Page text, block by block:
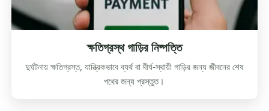
ক্ষতিগ্রস্থ গাড়ির নিষ্পত্তি
দুর্ঘটনায় ক্ষতিগ্রস্ত, যান্ত্রিকভাবে ব্যর্থ বা দীর্ঘ-স্থায়ী গাড়ির জন্য জীবনের শেষ
পথের জন্য প্রস্তুত।